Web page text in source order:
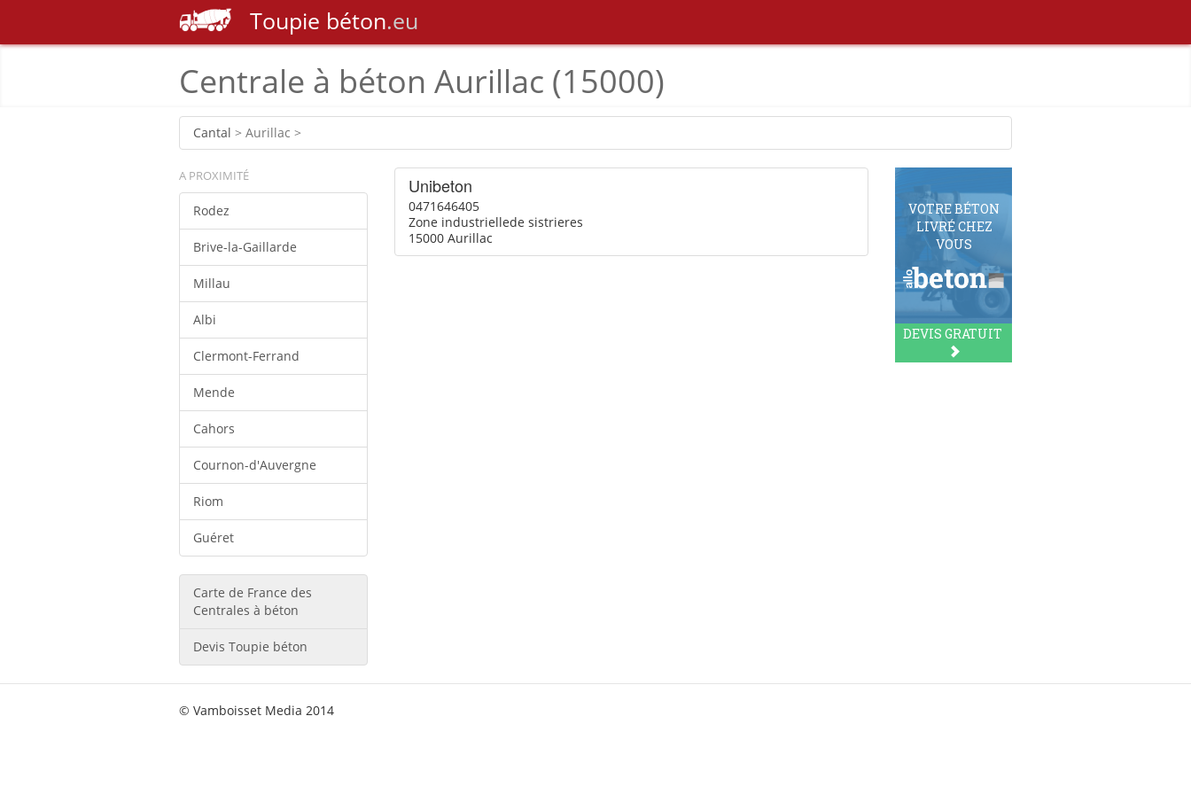
Toupie béton.eu
Centrale à béton Aurillac (15000)
Cantal > Aurillac >
A PROXIMITÉ
Rodez
Brive-la-Gaillarde
Millau
Albi
Clermont-Ferrand
Mende
Cahors
Cournon-d'Auvergne
Riom
Guéret
Carte de France des
Centrales à béton
Devis Toupie béton
Unibeton
0471646405
Zone industriellede sistrieres
15000 Aurillac
VOTRE BÉTON
LIVRÉ CHEZ
VOUS
DEVIS GRATUIT
© Vamboisset Media 2014